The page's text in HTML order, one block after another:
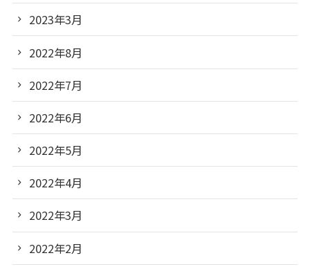
2023年3月
2022年8月
2022年7月
2022年6月
2022年5月
2022年4月
2022年3月
2022年2月